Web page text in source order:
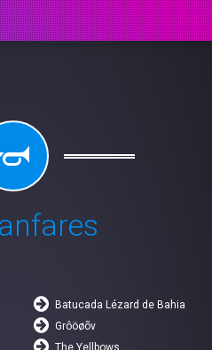
Batucada Lézard de Bahia
Grôöøõv
The Yellbows